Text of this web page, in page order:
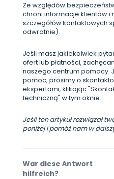
Ze względów
chroni informacje klientów i
szczegółów kontaktowych
odwrotnie).
Jeśli masz jakiekolwiek
ofert lub płatności,
naszego centrum pomocy.
pomoc, prosimy o
ekspertami, klikając
techniczną" w tym oknie.
Jeśli ten artykuł rozwiązał
poniżej i pomóż nam w
War diese Antwort
hilfreich?